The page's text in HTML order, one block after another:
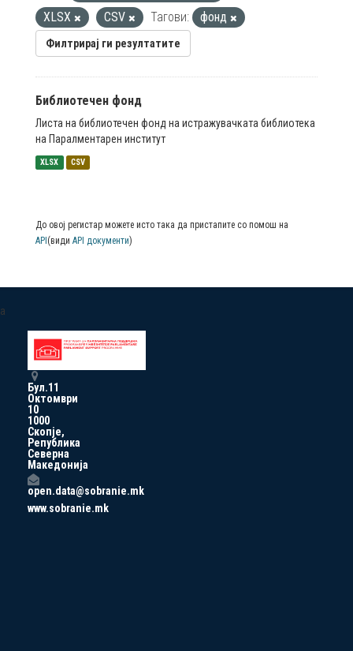
XLSX
CSV Тагови: фонд
Филтрирај ги резултатите
Библиотечен фонд
Листа на библиотечен фонд на истражувачката библиотека
на Паралментарен институт
XLSX CSV
До овој регистар можете исто така да пристапите со помош на
API (види API документи)
a
Бул.11
Октомври
10
1000
Скопје,
Република
Северна
Македонија
open.data@sobranie.mk
www.sobranie.mk